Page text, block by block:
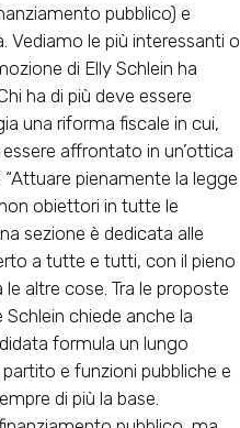
pubblico) e
Vediamo le più interessanti o
di Elly Schlein ha
ha di più deve essere
una riforma fiscale in cui,
affrontato in un’ottica
“Attuare pienamente la legge
obiettori in tutte le
sezione è dedicata alle
a tutte e tutti, con il pieno
altre cose. Tra le proposte
Schlein chiede anche la
formula un lungo
e funzioni pubbliche e
di più la base.